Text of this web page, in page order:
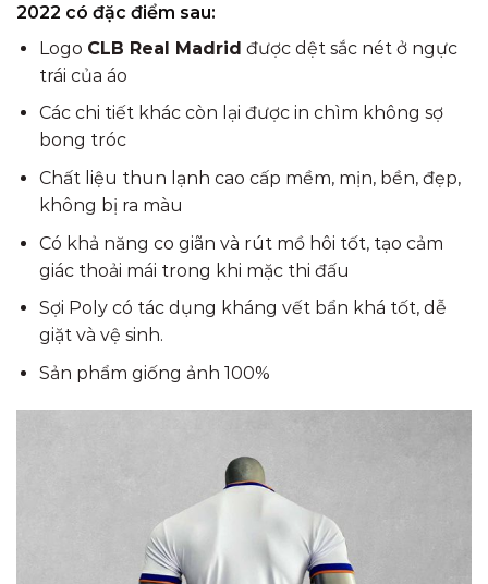
2022 có đặc điểm sau:
Logo CLB Real Madrid được dệt sắc nét ở ngực
trái của áo
Các chi tiết khác còn lại được in chìm không sợ
bong tróc
Chất liệu thun lạnh cao cấp mềm, mịn, bền, đẹp,
không bị ra màu
Có khả năng co giãn và rút mồ hôi tốt, tạo cảm
giác thoải mái trong khi mặc thi đấu
Sợi Poly có tác dụng kháng vết bẩn khá tốt, dễ
giặt và vệ sinh.
Sản phẩm giống ảnh 100%